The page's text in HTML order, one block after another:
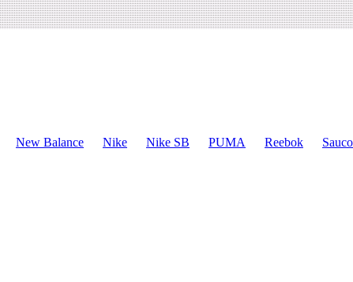
New Balance Nike Nike SB PUMA Reebok